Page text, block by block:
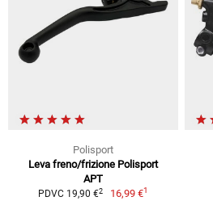
Polisport
Leva freno/frizione Polisport
APT
PDVC 19,90 €2 16,99 €1